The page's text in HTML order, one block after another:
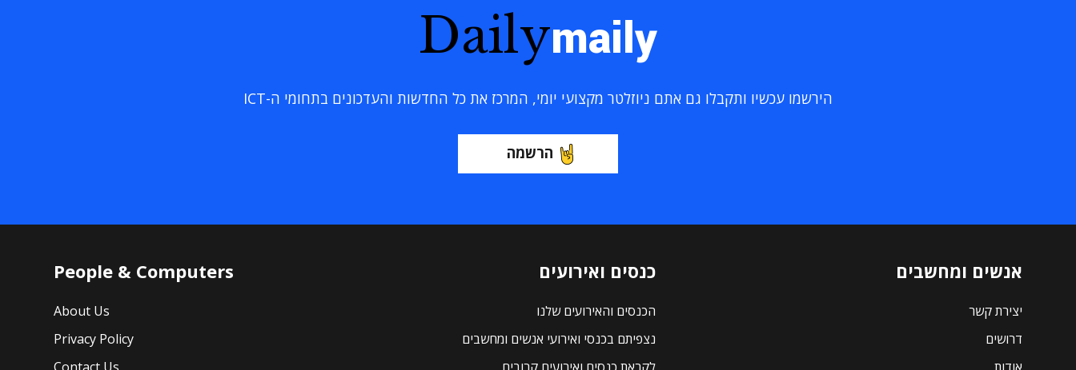
Dailymaily
הירשמו עכשיו ותקבלו גם אתם ניוזלטר מקצועי יומי, המרכז את כל החדשות והעדכונים בתחומי ה-ICT
הרשמה
אנשים ומחשבים
יצירת קשר
דרושים
כנסים ואירועים
הכנסים והאירועים שלנו
נצפיתם בכנסי ואירועי אנשים ומחשבים
People & Computers
About Us
Privacy Policy